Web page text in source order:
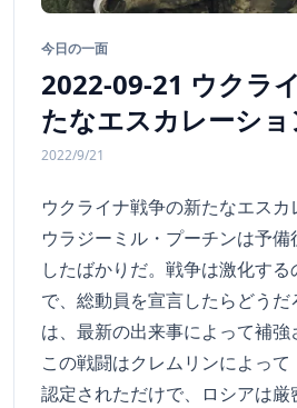
今日の一面
2022-09-21 ウクラ
たなエスカレーシ
2022/9/21
ウクライナ戦争の新たなエス
ウラジーミル・プーチンは予
したばかりだ。戦争は激化す
で、総動員を宣言したらどう
は、最新の出来事によって補強
この戦闘はクレムリンによって
認定されただけで、ロシアは